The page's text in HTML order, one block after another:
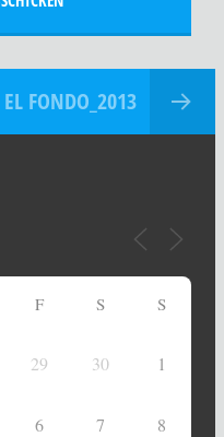
EL FONDO_2013
F S S
29 30 1
6 7 8